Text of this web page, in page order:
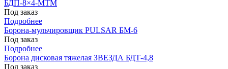
БДП-8×4-МТМ
Под заказ
Подробнее
Борона-мульчировщик PULSAR БМ-6
Под заказ
Подробнее
Борона дисковая тяжелая ЗВЕЗДА БДТ-4,8
Под заказ